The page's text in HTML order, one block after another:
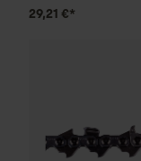
29,21 €*